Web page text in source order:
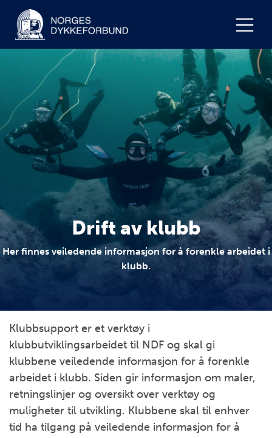
Drift av klubb
Her finnes veiledende informasjon for å forenkle arbeidet i
klubb.
Klubbsupport er et verktøy i
klubbutviklingsarbeidet til NDF og skal gi
klubbene veiledende informasjon for å forenkle
arbeidet i klubb. Siden gir informasjon om maler,
retningslinjer og oversikt over verktøy og
muligheter til utvikling. Klubbene skal til enhver
tid ha tilgang på veiledende informasjon for å